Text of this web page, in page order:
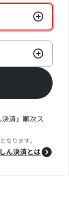
済』順次ス
なります。
ん決済とは